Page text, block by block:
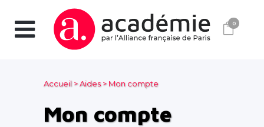
0
Accueil >Aides>Mon compte
Mon compte